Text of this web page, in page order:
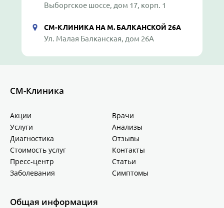
Выборгское шоссе, дом 17, корп. 1
СМ-КЛИНИКА НА М. БАЛКАНСКОЙ 26А
Ул. Малая Балканская, дом 26А
СМ-Клиника
Акции
Врачи
Услуги
Анализы
Диагностика
Отзывы
Стоимость услуг
Контакты
Пресс-центр
Статьи
Заболевания
Симптомы
Общая информация